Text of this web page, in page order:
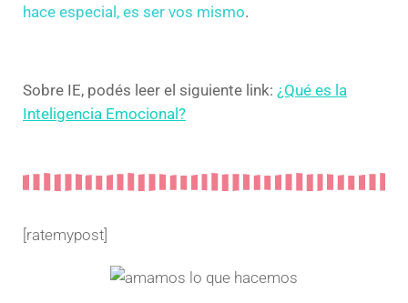
hace especial, es ser vos mismo.
Sobre IE, podés leer el siguiente link: ¿Qué es la
Inteligencia Emocional?
[ratemypost]